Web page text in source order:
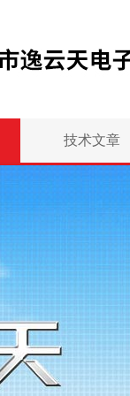
技术文章